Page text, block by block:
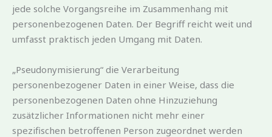
jede solche Vorgangsreihe im Zusammenhang mit
personenbezogenen Daten. Der Begriff reicht weit und
umfasst praktisch jeden Umgang mit Daten.
„Pseudonymisierung“ die Verarbeitung
personenbezogener Daten in einer Weise, dass die
personenbezogenen Daten ohne Hinzuziehung
zusätzlicher Informationen nicht mehr einer
spezifischen betroffenen Person zugeordnet werden